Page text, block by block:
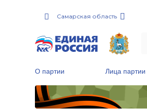
Самарская область
О партии Лица партии